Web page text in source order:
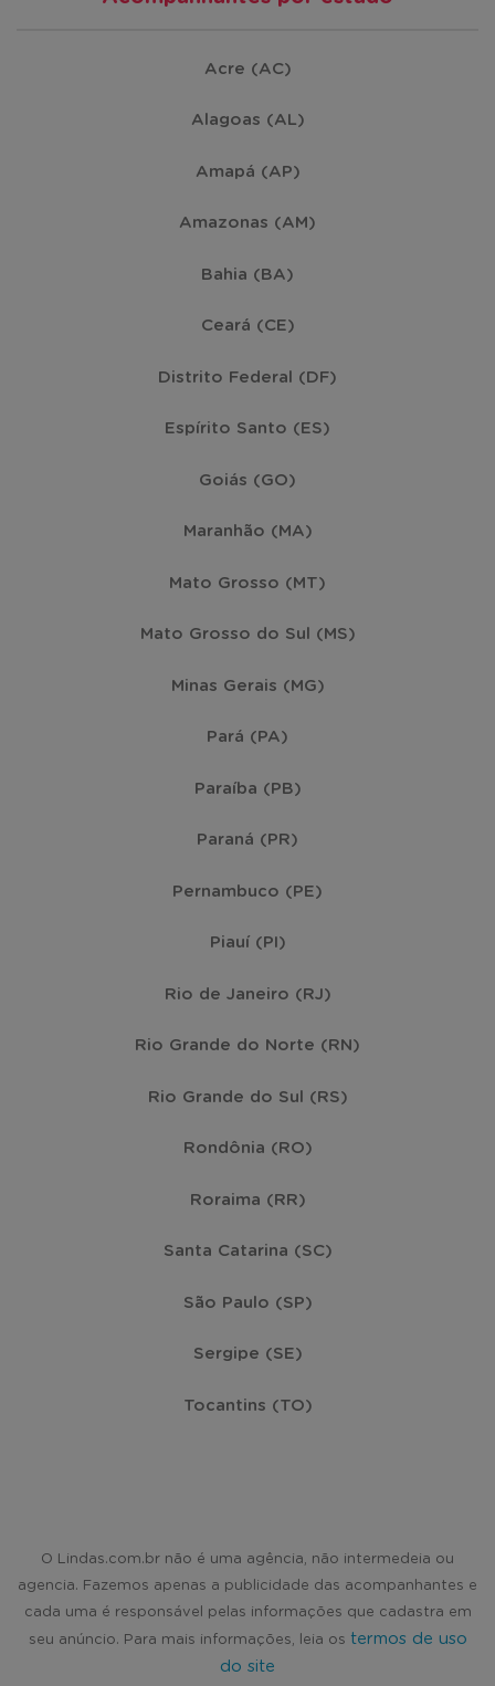
Acre (AC)
Alagoas (AL)
Amapá (AP)
Amazonas (AM)
Bahia (BA)
Ceará (CE)
Distrito Federal (DF)
Espírito Santo (ES)
Goiás (GO)
Maranhão (MA)
Mato Grosso (MT)
Mato Grosso do Sul (MS)
Minas Gerais (MG)
Pará (PA)
Paraíba (PB)
Paraná (PR)
Pernambuco (PE)
Piauí (PI)
Rio de Janeiro (RJ)
Rio Grande do Norte (RN)
Rio Grande do Sul (RS)
Rondônia (RO)
Roraima (RR)
Santa Catarina (SC)
São Paulo (SP)
Sergipe (SE)
Tocantins (TO)
O Lindas.com.br não é uma agência, não intermedeia ou
agencia. Fazemos apenas a publicidade das acompanhantes e
cada uma é responsável pelas informações que cadastra em
seu anúncio. Para mais informações, leia os termos de uso
do site